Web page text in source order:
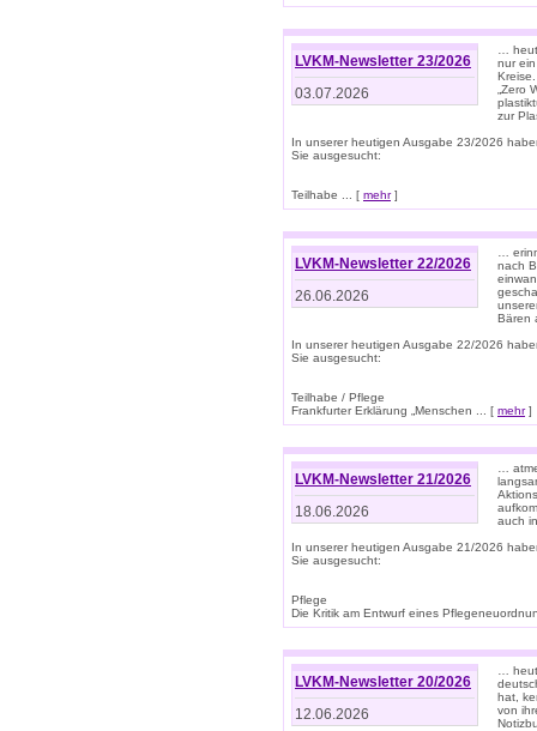
LVKM-Newsletter 23/2026
03.07.2026
…
nur
„Zero
zur
In unserer heutigen Ausgabe 23/2026
Sie ausgesucht:
Teilhabe ... [ mehr]
LVKM-Newsletter 22/2026
26.06.2026
…
nach
Bären
In unserer heutigen Ausgabe 22/2026
Sie ausgesucht:
Teilhabe / Pflege
Frankfurter Erklärung „Menschen ... [ mehr]
LVKM-Newsletter 21/2026
18.06.2026
…
auch
In unserer heutigen Ausgabe 21/2026
Sie ausgesucht:
Pflege
Die Kritik am Entwurf eines
LVKM-Newsletter 20/2026
12.06.2026
…
hat,
von